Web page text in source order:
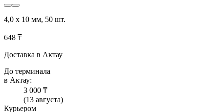
4,0 х 10 мм, 50 шт.
648 ₸
Доставка в Актау
До терминала
в Актау:
3 000 ₸
(13 августа)
Курьером